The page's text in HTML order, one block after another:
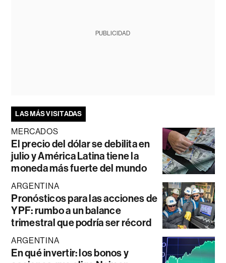
PUBLICIDAD
LAS MÁS VISITADAS
MERCADOS
El precio del dólar se debilita en
julio y América Latina tiene la
moneda más fuerte del mundo
ARGENTINA
Pronósticos para las acciones de
YPF: rumbo a un balance
trimestral que podría ser récord
ARGENTINA
En qué invertir: los bonos y